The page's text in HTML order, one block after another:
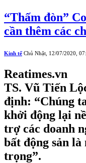
“Thấm đòn”
cần thêm các
Kinh tế Chủ Nhật, 12/07/2020,
Reatimes.vn
TS. Vũ Tiến
định: “Chúng
khởi động lại
trợ các doanh
bất động sản
trọng”.